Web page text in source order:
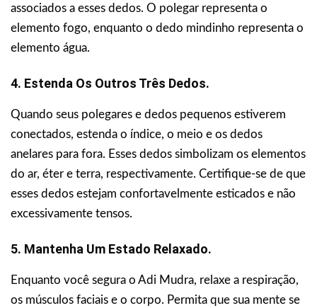
associados a esses dedos. O polegar representa o
elemento fogo, enquanto o dedo mindinho representa o
elemento água.
4. Estenda Os Outros Três Dedos.
Quando seus polegares e dedos pequenos estiverem
conectados, estenda o índice, o meio e os dedos
anelares para fora. Esses dedos simbolizam os elementos
do ar, éter e terra, respectivamente. Certifique-se de que
esses dedos estejam confortavelmente esticados e não
excessivamente tensos.
5. Mantenha Um Estado Relaxado.
Enquanto você segura o Adi Mudra, relaxe a respiração,
os músculos faciais e o corpo. Permita que sua mente se